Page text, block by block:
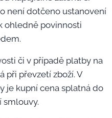
není dotčeno ustanovení
ohledně povinnosti
či v případě platby na
při převzetí zboží. V
je kupní cena splatná do
smlouvy.